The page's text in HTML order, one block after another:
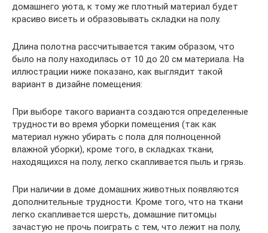
домашнего уюта, к тому же плотный материал будет
красиво висеть и образовывать складки на полу.
Длина полотна рассчитывается таким образом, что
было на полу находилась от 10 до 20 см материала. На
иллюстрации ниже показано, как выглядит такой
вариант в дизайне помещения:
При выборе такого варианта создаются определенные
трудности во время уборки помещения (так как
материал нужно убирать с пола для полноценной
влажной уборки), кроме того, в складках ткани,
находящихся на полу, легко скапливается пыль и грязь.
При наличии в доме домашних животных появляются
дополнительные трудности. Кроме того, что на ткани
легко скапливается шерсть, домашние питомцы
зачастую не прочь поиграть с тем, что лежит на полу,